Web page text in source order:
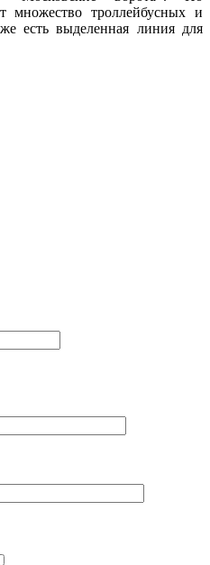
множество троллейбусных и
есть выделенная линия для